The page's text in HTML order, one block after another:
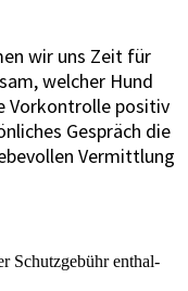
wir uns Zeit für
wel­cher Hund
Vor­kon­trol­le posi­tiv
Gespräch die
Ver­mitt­lung
Schutz­ge­bühr ent­hal­